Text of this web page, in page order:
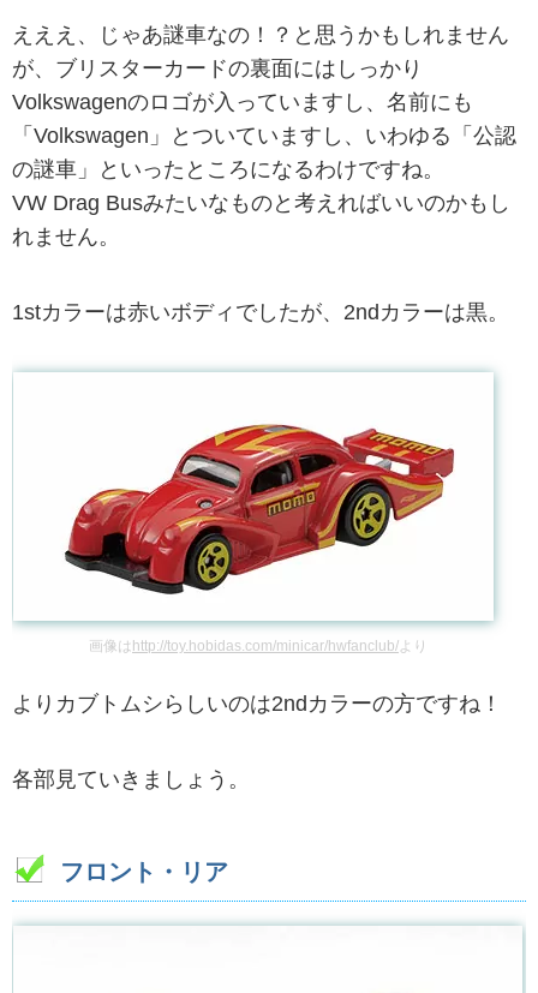
えええ、じゃあ謎車なの！？と思うかもしれません
が、ブリスターカードの裏面にはしっかり
Volkswagenのロゴが入っていますし、名前にも
「Volkswagen」とついていますし、いわゆる「公認
の謎車」といったところになるわけですね。
VW Drag Busみたいなものと考えればいいのかもし
れません。
1stカラーは赤いボディでしたが、2ndカラーは黒。
画像は http://toy.hobidas.com/minicar/hwfanclub/ より
よりカブトムシらしいのは2ndカラーの方ですね！
各部見ていきましょう。
フロント・リア